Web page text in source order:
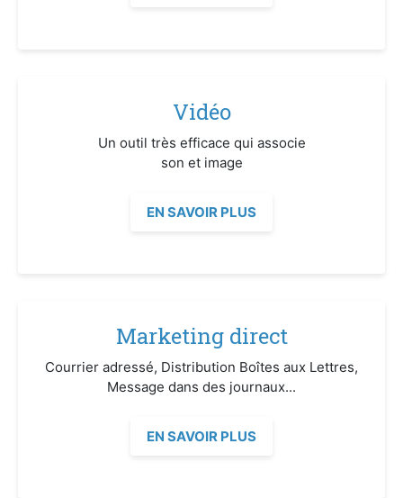
Vidéo
Un outil très efficace qui associe
son et image
EN SAVOIR PLUS
Marketing direct
Courrier adressé, Distribution Boîtes aux Lettres,
Message dans des journaux...
EN SAVOIR PLUS